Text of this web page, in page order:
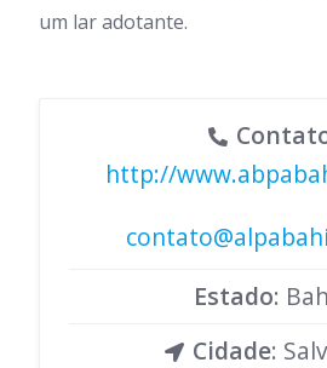
um lar adotante.
http://
Estado:
Cidade: